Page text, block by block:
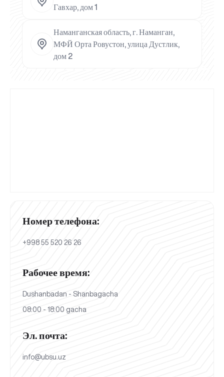
Гавхар, дом 1
Наманганская область, г. Наманган,
МФЙ Орта Ровустон, улица Дустлик,
дом 2
Номер телефона:
+998 55 520 26 26
Рабочее время:
Dushanbadan - Shanbagacha
08:00 - 18:00 gacha
Эл. почта:
info@ubsu.uz